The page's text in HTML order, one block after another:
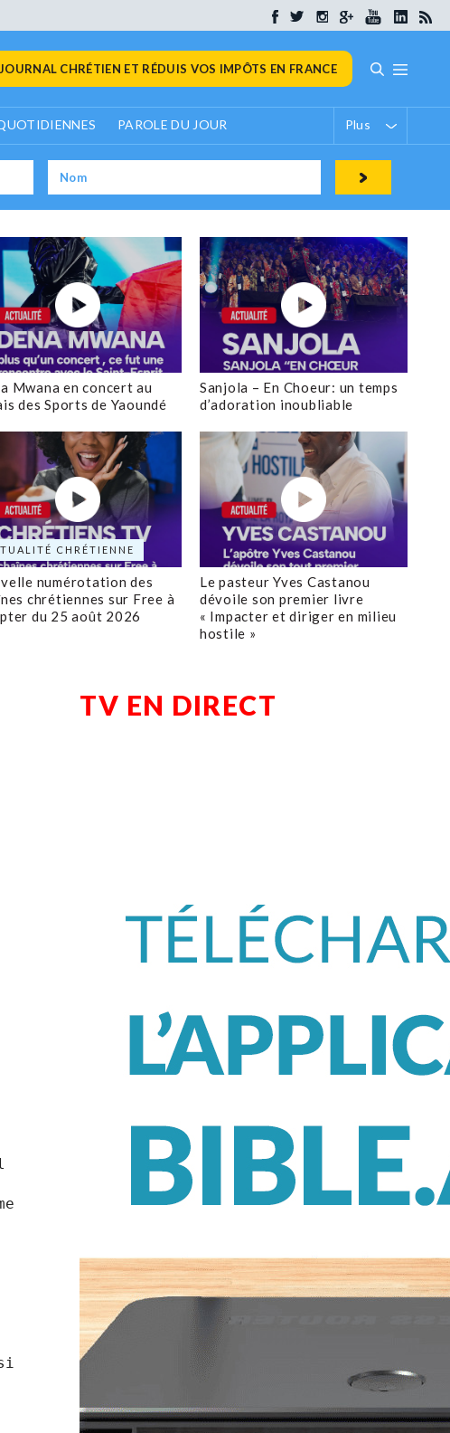
CHRÉTIEN ET RÉDUIS VOS IMPÔTS EN FRANCE
PAROLE DU JOUR Plus
Mwana en concert au
des Sports de Yaoundé
Sanjola – En Choeur: un temps
d’adoration inoubliable
CHRÉTIENNE
numérotation des
chrétiennes sur Free à
du 25 août 2026
Le pasteur Yves Castanou
dévoile son premier livre
« Impacter et diriger en milieu
hostile »
TV EN DIRECT